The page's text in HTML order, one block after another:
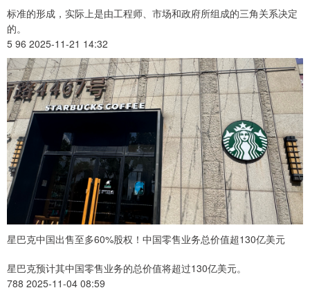
标准的形成，实际上是由工程师、市场和政府所组成的三角关系决定
的。
5 96 2025-11-21 14:32
星巴克中国出售至多60%股权！中国零售业务总价值超130亿美元
星巴克预计其中国零售业务的总价值将超过130亿美元。
788 2025-11-04 08:59